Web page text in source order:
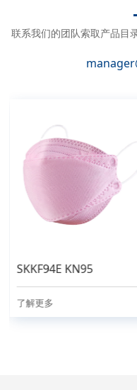
a
联系我们的团队索取产品目
SKKF94E KN95
了解更多